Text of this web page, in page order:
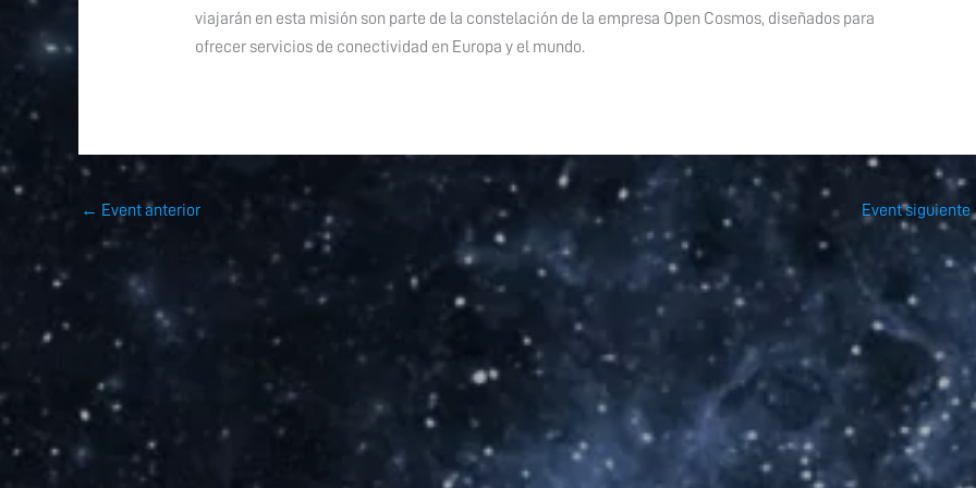
viajarán en esta misión son parte de la constelación de la empresa Open Cosmos, diseñados para
ofrecer servicios de conectividad en Europa y el mundo.
← Event anterior Event siguiente